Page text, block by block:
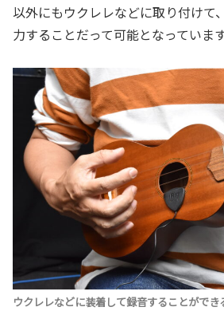
以外にもウクレレなどに取り付けて
力することだって可能となっています
ウクレレなどに装着して録音することができ